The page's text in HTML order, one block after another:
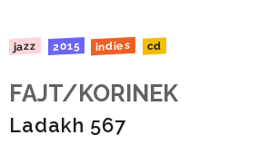
jazz 2015 indies cd
FAJT/KORINEK
Ladakh 567